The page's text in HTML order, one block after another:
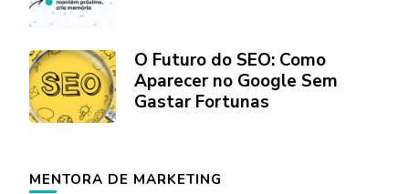
O Futuro do SEO: Como
Aparecer no Google Sem
Gastar Fortunas
MENTORA DE MARKETING